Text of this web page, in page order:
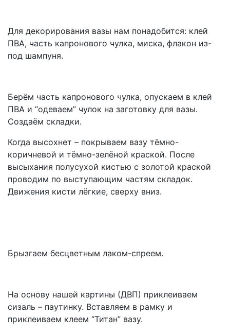
Для декорирования вазы нам понадобится: клей
ПВА, часть капронового чулка, миска, флакон из-
под шампуня.
Берём часть капронового чулка, опускаем в клей
ПВА и “одеваем” чулок на заготовку для вазы.
Создаём складки.
Когда высохнет – покрываем вазу тёмно-
коричневой и тёмно-зелёной краской. После
высыхания полусухой кистью с золотой краской
проводим по выступающим частям складок.
Движения кисти лёгкие, сверху вниз.
Брызгаем бесцветным лаком-спреем.
На основу нашей картины (ДВП) приклеиваем
сизаль – паутинку. Вставляем в рамку и
приклеиваем клеем “Титан” вазу.